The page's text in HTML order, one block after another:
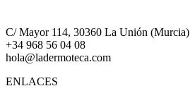
C/ Mayor 114, 30360 La Unión (Murcia)
+34 968 56 04 08
hola@ladermoteca.com
ENLACES